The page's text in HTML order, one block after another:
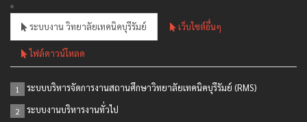
ระบบงาน วิทยาลัยเทคนิคบุรีรัมย์ เว็บไซต์อื่นๆ
ไฟล์ดาวน์โหลด
1 ระบบบริหารจัดการงานสถานศึกษาวิทยาลัยเทคนิคบุรีรัมย์ (RMS)
2 ระบบงานบริหารงานทั่วไป